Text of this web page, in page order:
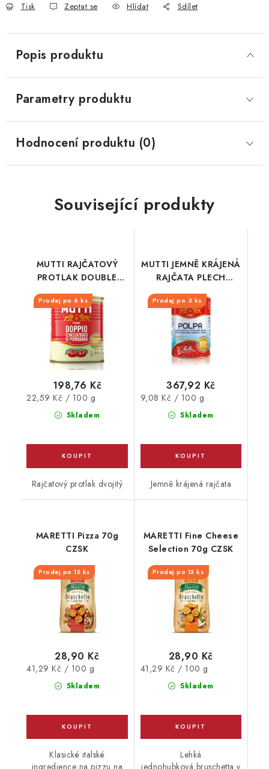
Tisk Zeptat se Hlídat Sdílet
Popis produktu
Parametry produktu
Hodnocení produktu (0)
Související produkty
MUTTI RAJČATOVÝ
PROTLAK DOUBLE
880G PLECH
Prodej po 6 ks
Skladem
198,76 Kč
Měrná
22,59 Kč / 100 g
Rajčatový protlak dvojitý
MUTTI JEMNĚ KRÁJENÁ
RAJČATA PLECH
4050G
Prodej po 3 ks
Skladem
367,92 Kč
Měrná
9,08 Kč / 100 g
Jemně krájená rajčata
MARETTI Pizza 70g
CZSK
Prodej po 15 ks
Skladem
28,90 Kč
Měrná
41,29 Kč / 100 g
Klasické italské
MARETTI Fine Cheese
Selection 70g CZSK
Prodej po 15 ks
Skladem
28,90 Kč
Měrná
41,29 Kč / 100 g
Lehká